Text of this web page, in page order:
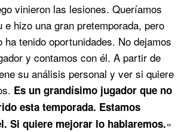
vinieron las lesiones. Queríamos
e hizo una gran pretemporada, pero
ha tenido oportunidades. No dejamos
y contamos con él. A partir de
su análisis personal y ver si quiere
Es un grandísimo jugador que no
esta temporada. Estamos
Si quiere mejorar lo hablaremos.«